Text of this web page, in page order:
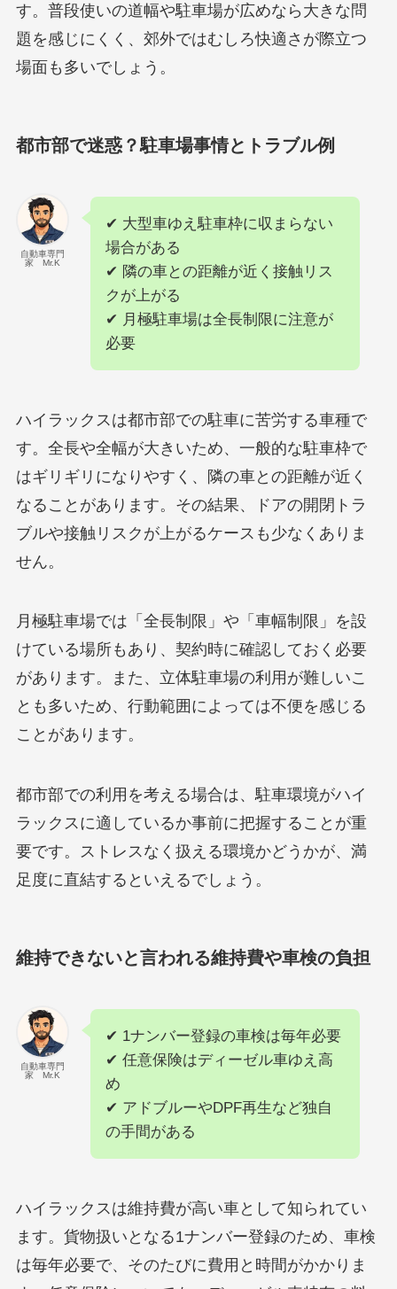
す。普段使いの道幅や駐車場が広めなら大きな問
題を感じにくく、郊外ではむしろ快適さが際立つ
場面も多いでしょう。
都市部で迷惑？駐車場事情とトラブル例
自動車専門
家 Mr.K
✔ 大型車ゆえ駐車枠に収まらない
場合がある
✔ 隣の車との距離が近く接触リス
クが上がる
✔ 月極駐車場は全長制限に注意が
必要
ハイラックスは都市部での駐車に苦労する車種で
す。全長や全幅が大きいため、一般的な駐車枠で
はギリギリになりやすく、隣の車との距離が近く
なることがあります。その結果、ドアの開閉トラ
ブルや接触リスクが上がるケースも少なくありま
せん。
月極駐車場では「全長制限」や「車幅制限」を設
けている場所もあり、契約時に確認しておく必要
があります。また、立体駐車場の利用が難しいこ
とも多いため、行動範囲によっては不便を感じる
ことがあります。
都市部での利用を考える場合は、駐車環境がハイ
ラックスに適しているか事前に把握することが重
要です。ストレスなく扱える環境かどうかが、満
足度に直結するといえるでしょう。
維持できないと言われる維持費や車検の負担
自動車専門
家 Mr.K
✔ 1ナンバー登録の車検は毎年必要
✔ 任意保険はディーゼル車ゆえ高
め
✔ アドブルーやDPF再生など独自
の手間がある
ハイラックスは維持費が高い車として知られてい
ます。貨物扱いとなる1ナンバー登録のため、車検
は毎年必要で、そのたびに費用と時間がかかりま